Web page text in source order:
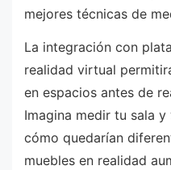
mejores técnicas de
La integración con
realidad virtual
en espacios antes de
Imagina medir tu sala
cómo quedarían
muebles en realidad